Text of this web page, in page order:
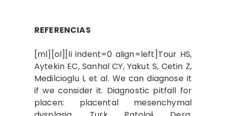
REFERENCIAS
[ml][ol][li indent=0 align=left]Tour HS,
Aytekin EC, Sanhal CY, Yakut S, Cetin Z,
Medilcioglu I, et al. We can diagnose it
if we consider it. Diagnostic pitfall for
placen: placental mesenchymal